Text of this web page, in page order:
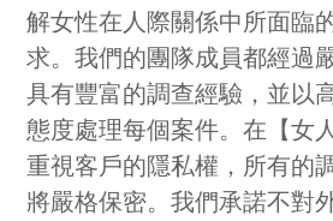
解女性在人際關係中所面臨
求。我們的團隊成員都經過
具有豐富的調查經驗，並以
態度處理每個案件。在【女
重視客戶的隱私權，所有的
將嚴格保密。我們承諾不對